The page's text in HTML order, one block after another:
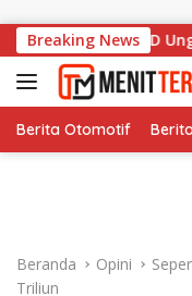
Breaking News
BPBD Ungkap
Berita Otomotif
Beranda Opini
Triliun